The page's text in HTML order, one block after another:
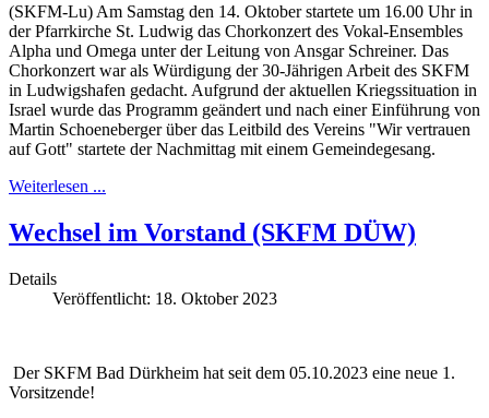
(SKFM-Lu) Am Samstag den 14. Oktober startete um 16.00 Uhr in
der Pfarrkirche St. Ludwig das Chorkonzert des Vokal-Ensembles
Alpha und Omega unter der Leitung von Ansgar Schreiner. Das
Chorkonzert war als Würdigung der 30-Jährigen Arbeit des SKFM
in Ludwigshafen gedacht. Aufgrund der aktuellen Kriegssituation in
Israel wurde das Programm geändert und nach einer Einführung von
Martin Schoeneberger über das Leitbild des Vereins "Wir vertrauen
auf Gott" startete der Nachmittag mit einem Gemeindegesang.
Weiterlesen ...
Wechsel im Vorstand (SKFM DÜW)
Details
Veröffentlicht: 18. Oktober 2023
Der SKFM Bad Dürkheim hat seit dem 05.10.2023 eine neue 1.
Vorsitzende!